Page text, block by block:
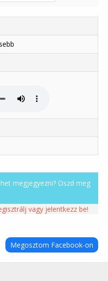
megjegyezni? Oszd meg
vagy jelentkezz be!
Megosztom Facebook-on